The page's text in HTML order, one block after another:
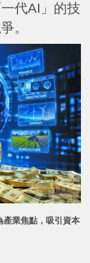
代AI」的技
。
產業焦點，吸引資本